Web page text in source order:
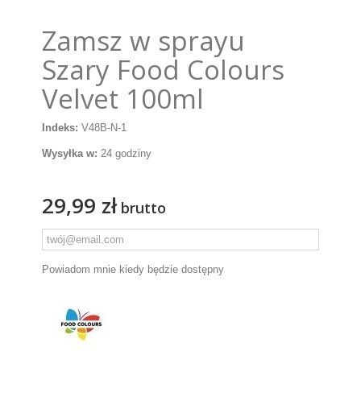
Zamsz w sprayu
Szary Food Colours
Velvet 100ml
Indeks: V48B-N-1
Wysyłka w: 24 godziny
29,99 złbrutto
Powiadom mnie kiedy będzie dostępny